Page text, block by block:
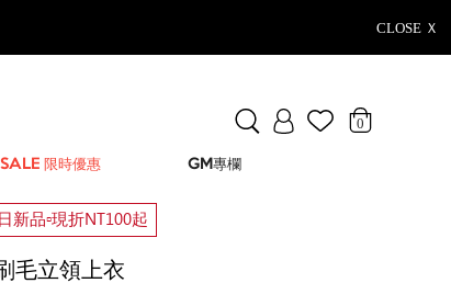
CLOSE Ｘ
0
SALE 限時優惠 GM專欄
新品▫️現折NT100起
毛立領上衣